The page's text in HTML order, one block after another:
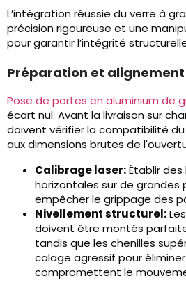
L’intégration réussie du verre à
précision rigoureuse et une
pour garantir l’intégrité
Préparation et
Pose de portes en aluminium de
écart nul. Avant la livraison sur
doivent vérifier la compatibilité
aux dimensions brutes de
Calibrage laser:Établir
horizontales sur de grandes
empêcher le grippage des
Nivellement structurel:
doivent être montés
tandis que les chenilles
calage agressif pour
compromettent le